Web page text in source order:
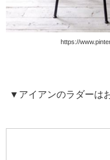
https://
▼アイアンのラダーは